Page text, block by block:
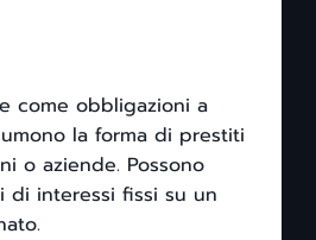
come obbligazioni a
la forma di prestiti
o aziende. Possono
di interessi fissi su un